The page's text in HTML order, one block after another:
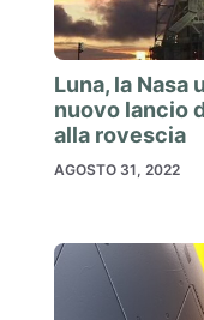
Luna, la Nasa
nuovo lancio
alla rovescia
AGOSTO 31, 2022